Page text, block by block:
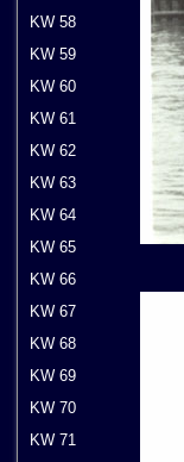
KW 58
KW 59
KW 60
KW 61
KW 62
KW 63
KW 64
KW 65
KW 66
KW 67
KW 68
KW 69
KW 70
KW 71